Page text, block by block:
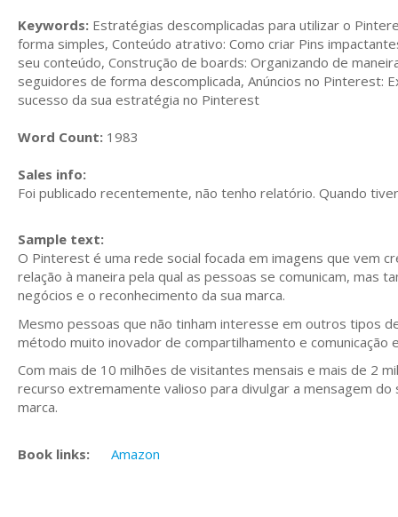
Keywords: Estratégias descomplicadas para utilizar o
forma simples, Conteúdo atrativo: Como criar Pins
seu conteúdo, Construção de boards: Organizando de
seguidores de forma descomplicada, Anúncios no Pinterest:
sucesso da sua estratégia no Pinterest
Word Count: 1983
Sales info:
Foi publicado recentemente, não tenho relatório. Quando
Sample text:
O Pinterest é uma rede social focada em imagens que vem
relação à maneira pela qual as pessoas se comunicam, mas
negócios e o reconhecimento da sua marca.
Mesmo pessoas que não tinham interesse em outros tipos
método muito inovador de compartilhamento e
Com mais de 10 milhões de visitantes mensais e mais de 2
recurso extremamente valioso para divulgar a mensagem
marca.
Book links: Amazon